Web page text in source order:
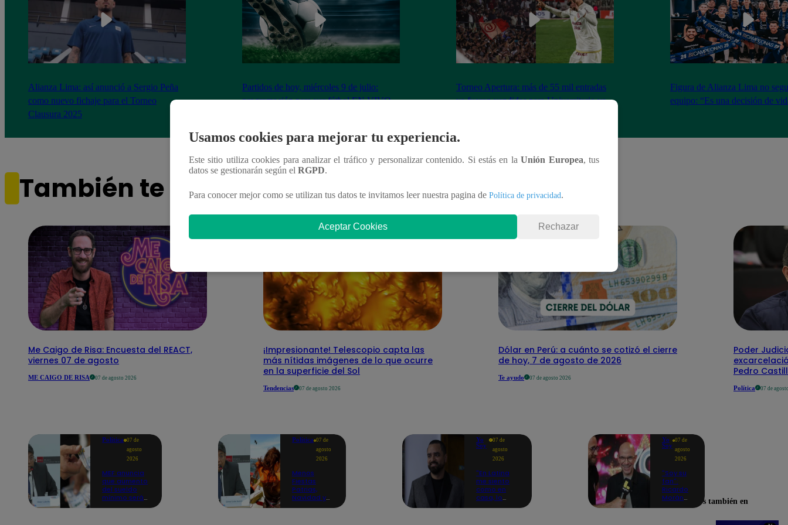
Alianza Lima: así anunció a Sergio Peña
como nuevo fichaje para el Torneo
Clausura 2025
Partidos de hoy, miércoles 9 de julio:
programación para ver fútbol EN VIVO
Torneo Apertura: más de 55 mil entradas
ya fueron vendidas para Universitario vs
Figura de Alianza Lima no
equipo: “Es una decisión de
También te puede interesar
Me Caigo de Risa: Encuesta del REACT,
viernes 07 de agosto
ME CAIGO DE RISA 07 de agosto 2026
¡Impresionante! Telescopio capta las
más nítidas imágenes de lo que ocurre
en la superficie del Sol
Tendencias 07 de agosto 2026
Dólar en Perú: a cuánto se cotizó el cierre
de hoy, 7 de agosto de 2026
Te ayudo 07 de agosto 2026
Poder
Pedro
Política 07 de
Política
07 de
agosto
2026
MEF anuncia
que aumento
del sueldo
mínimo será
Política 07 de
agosto
2026
Menos
Fiestas
Patrias,
Navidad y
Yo
Soy
07 de
agosto
2026
"En Latina
me siento
como en
casa, lo
Yo
Soy
07 de
agosto
2026
"Soy su
fan":
Ricardo
Morán
Usamos cookies para mejorar tu experiencia.
Este sitio utiliza cookies para analizar el tráfico y personalizar contenido. Si estás en laUnión Europea, tus
datos se gestionarán según el RGPD.
Para conocer mejor como se utilizan tus datos te invitamos leer nuestra pagina de Política de privacidad.
Aceptar Cookies Rechazar
Encuéntranos también en